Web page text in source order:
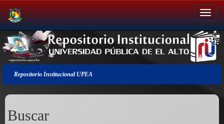
Salir
de
la
navegación
Repositorio Institucional UPEA
Buscar